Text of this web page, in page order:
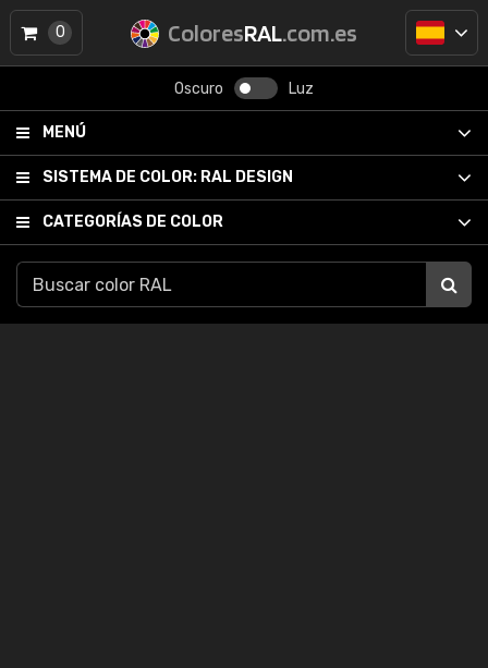
ColoresRAL.com.es
Oscuro Luz
MENÚ
SISTEMA DE COLOR: RAL DESIGN
CATEGORÍAS DE COLOR
0